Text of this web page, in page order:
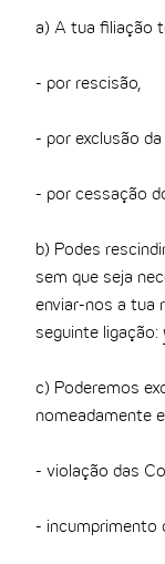
a) A tua filiação
- por rescisão,
- por exclusão
- por cessação
b) Podes
sem que seja
enviar-nos a tua
seguinte ligação:
c) Poderemos
nomeadamente
- violação das
- incumprimento